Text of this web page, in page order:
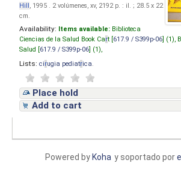
Hill, 1995 . 2 volúmenes, xv, 2192 p. : il. ; 28.5 x 22
cm.
Availability: Items available: Biblioteca
Ciencias de la Salud Book Cart [ 617.9 / S399p-06 ] (1),
Salud [ 617.9 / S399p-06 ] (1),
Lists: cirugia pediatrica
Place hold
Add to cart
y soportado por
Powered by Koha